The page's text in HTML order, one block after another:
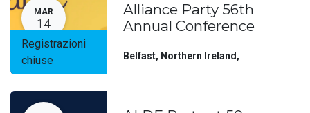
MAR
14
Registrazioni
chiuse
Alliance Party 56th
Annual Conference
Belfast, Northern Ireland ,